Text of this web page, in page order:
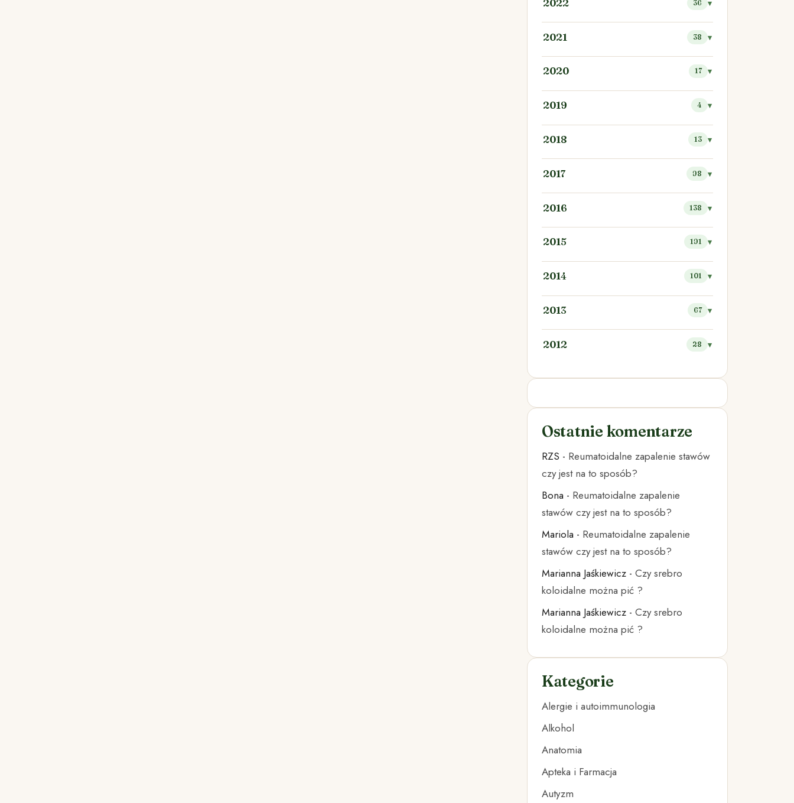
2022 36
2021 38
2020 17
2019 4
2018 13
2017 98
2016 138
2015 191
2014 101
2013 67
2012 28
Ostatnie komentarze
RZS - Reumatoidalne zapalenie stawów
czy jest na to sposób?
Bona - Reumatoidalne zapalenie
stawów czy jest na to sposób?
Mariola - Reumatoidalne zapalenie
stawów czy jest na to sposób?
Marianna Jaśkiewicz - Czy srebro
koloidalne można pić ?
Marianna Jaśkiewicz - Czy srebro
koloidalne można pić ?
Kategorie
Alergie i autoimmunologia
Alkohol
Anatomia
Apteka i Farmacja
Autyzm